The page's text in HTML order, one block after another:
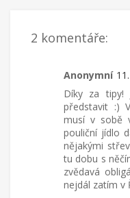
2 komentáře:
Anonymní
Díky za tipy!
představit :)
musí v sobě
pouliční jídlo
nějakými
tu dobu s
zvědavá
nejdál zatím v